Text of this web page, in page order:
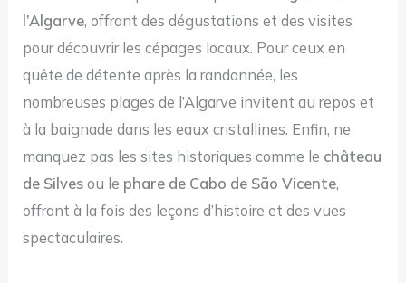
l’Algarve, offrant des dégustations et des visites
pour découvrir les cépages locaux. Pour ceux en
quête de détente après la randonnée, les
nombreuses plages de l’Algarve invitent au repos et
à la baignade dans les eaux cristallines. Enfin, ne
manquez pas les sites historiques comme le château
de Silves ou le phare de Cabo de São Vicente,
offrant à la fois des leçons d’histoire et des vues
spectaculaires.